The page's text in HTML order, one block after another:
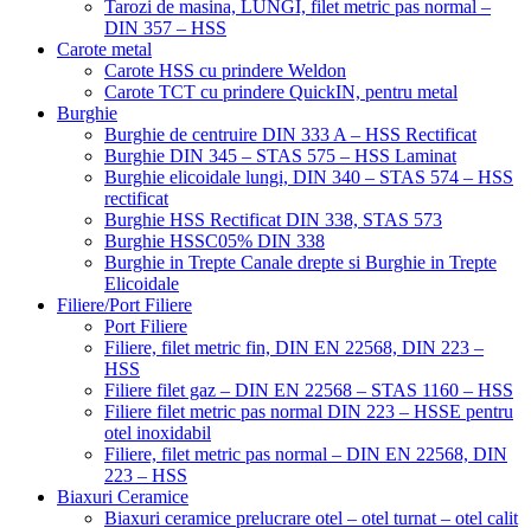
Tarozi de masina, LUNGI, filet metric pas normal –
DIN 357 – HSS
Carote metal
Carote HSS cu prindere Weldon
Carote TCT cu prindere QuickIN, pentru metal
Burghie
Burghie de centruire DIN 333 A – HSS Rectificat
Burghie DIN 345 – STAS 575 – HSS Laminat
Burghie elicoidale lungi, DIN 340 – STAS 574 – HSS
rectificat
Burghie HSS Rectificat DIN 338, STAS 573
Burghie HSSC05% DIN 338
Burghie in Trepte Canale drepte si Burghie in Trepte
Elicoidale
Filiere/Port Filiere
Port Filiere
Filiere, filet metric fin, DIN EN 22568, DIN 223 –
HSS
Filiere filet gaz – DIN EN 22568 – STAS 1160 – HSS
Filiere filet metric pas normal DIN 223 – HSSE pentru
otel inoxidabil
Filiere, filet metric pas normal – DIN EN 22568, DIN
223 – HSS
Biaxuri Ceramice
Biaxuri ceramice prelucrare otel – otel turnat – otel calit